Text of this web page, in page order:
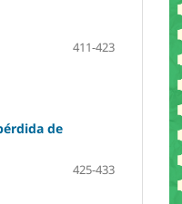
411-423
de
425-433